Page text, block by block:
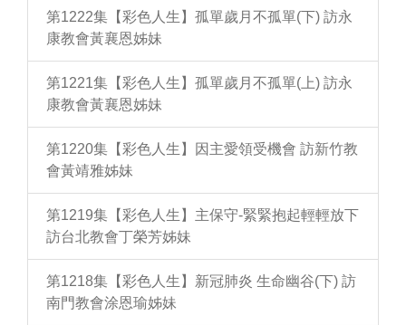
第1222集【彩色人生】孤單歲月不孤單(下) 訪永
康教會黃襄恩姊妹
第1221集【彩色人生】孤單歲月不孤單(上) 訪永
康教會黃襄恩姊妹
第1220集【彩色人生】因主愛領受機會 訪新竹教
會黃靖雅姊妹
第1219集【彩色人生】主保守-緊緊抱起輕輕放下
訪台北教會丁榮芳姊妹
第1218集【彩色人生】新冠肺炎 生命幽谷(下) 訪
南門教會涂恩瑜姊妹